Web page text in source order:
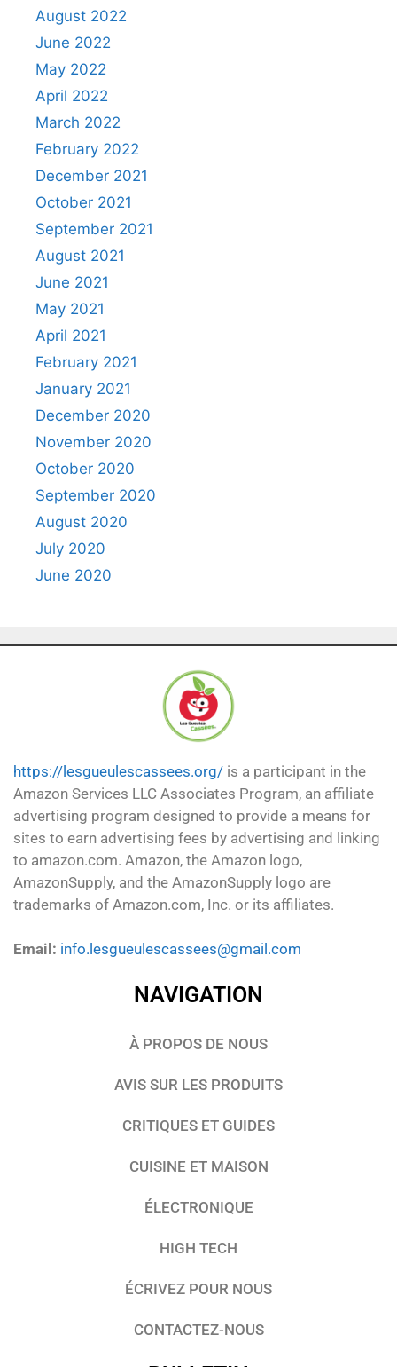
August 2022
June 2022
May 2022
April 2022
March 2022
February 2022
December 2021
October 2021
September 2021
August 2021
June 2021
May 2021
April 2021
February 2021
January 2021
December 2020
November 2020
October 2020
September 2020
August 2020
July 2020
June 2020
https://lesgueulescassees.org/ is a participant in the
Amazon Services LLC Associates Program, an affiliate
advertising program designed to provide a means for
sites to earn advertising fees by advertising and linking
to amazon.com. Amazon, the Amazon logo,
AmazonSupply, and the AmazonSupply logo are
trademarks of Amazon.com, Inc. or its affiliates.
Email: info.lesgueulescassees@gmail.com
NAVIGATION
À PROPOS DE NOUS
AVIS SUR LES PRODUITS
CRITIQUES ET GUIDES
CUISINE ET MAISON
ÉLECTRONIQUE
HIGH TECH
ÉCRIVEZ POUR NOUS
CONTACTEZ-NOUS